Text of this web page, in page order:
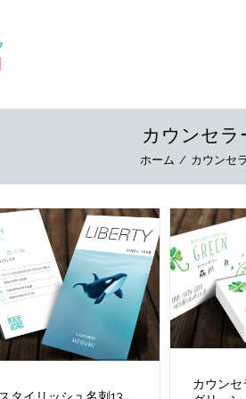
カウンセラ
ホーム / カウンセ
カウン